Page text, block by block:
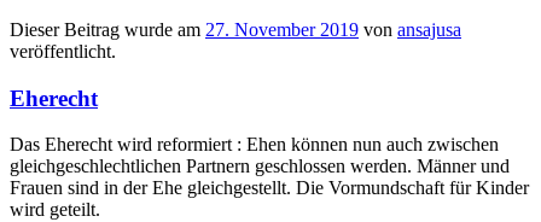
Dieser Beitrag wurde am 27. November 2019 von ansajusa
veröffentlicht.
Eherecht
Das Eherecht wird reformiert : Ehen können nun auch zwischen
gleichgeschlechtlichen Partnern geschlossen werden. Männer und
Frauen sind in der Ehe gleichgestellt. Die Vormundschaft für Kinder
wird geteilt.